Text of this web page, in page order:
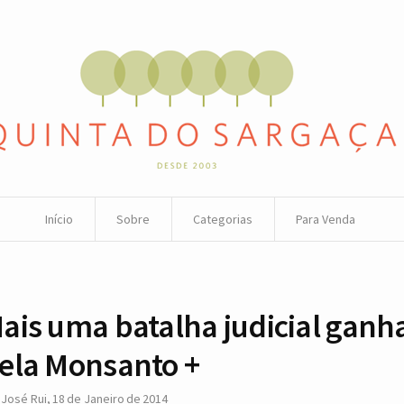
Início Sobre Categorias Para Venda
uma batalha judicial
Monsanto +
José Rui,18 de Janeiro de 2014